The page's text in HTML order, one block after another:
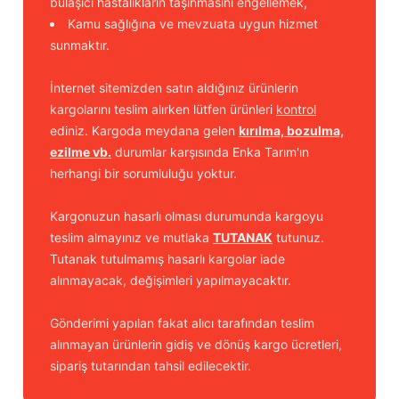
Kamu sağlığına ve mevzuata uygun hizmet
sunmaktır.
İnternet sitemizden satın aldığınız ürünlerin
kargolarını teslim alırken lütfen ürünleri kontrol
ediniz. Kargoda meydana gelen kırılma, bozulma,
ezilme vb. durumlar karşısında Enka Tarım'ın
herhangi bir sorumluluğu yoktur.
Kargonuzun hasarlı olması durumunda kargoyu
teslim almayınız ve mutlaka TUTANAK tutunuz.
Tutanak tutulmamış hasarlı kargolar iade
alınmayacak, değişimleri yapılmayacaktır.
Gönderimi yapılan fakat alıcı tarafından teslim
alınmayan ürünlerin gidiş ve dönüş kargo ücretleri,
sipariş tutarından tahsil edilecektir.